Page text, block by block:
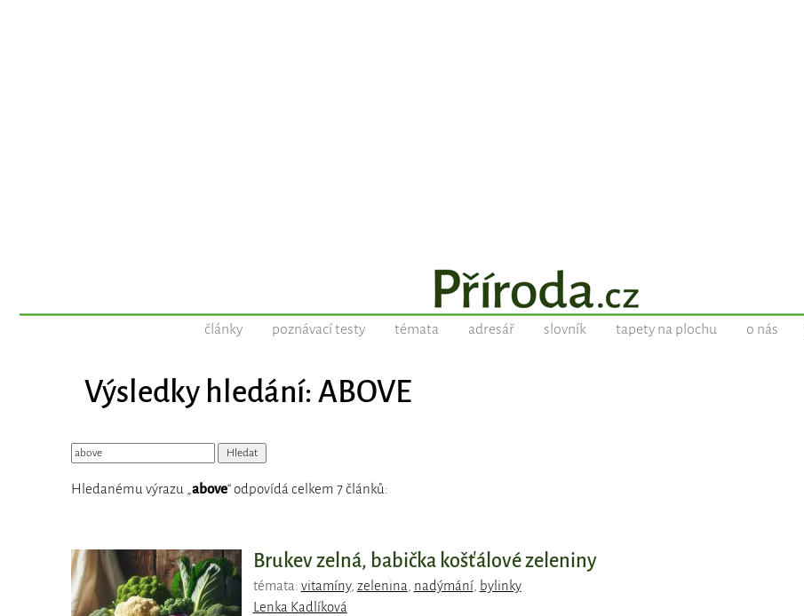
články poznávací testy témata adresář slovník tapety na plochu o nás
Výsledky hledání: ABOVE
Hledanému výrazu „ above“ odpovídá celkem 7 článků:
Brukev zelná, babička košťálové zeleniny
témata: vitamíny, zelenina nadýmání, bylinky
Lenka Kadlíková